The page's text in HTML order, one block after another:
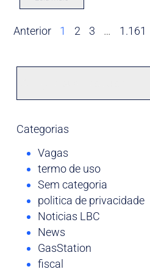
Anterior 1 2 3 … 1.161
Categorias
Vagas
termo de uso
Sem categoria
politica de privacidade
Noticias LBC
News
GasStation
fiscal